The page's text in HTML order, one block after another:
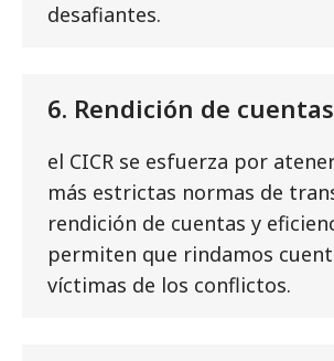
desafiantes.
6. Rendición de
el CICR se esfuerza por
más estrictas normas de
rendición de cuentas y
permiten que rindamos
víctimas de los conflictos.